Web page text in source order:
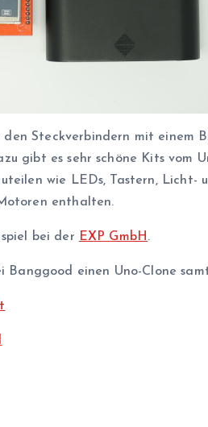
Steckverbindern mit einem
gibt es sehr schöne Kits vom
wie LEDs, Tastern, Licht-
enthalten.
bei der EXP GmbH .
einen Uno-Clone